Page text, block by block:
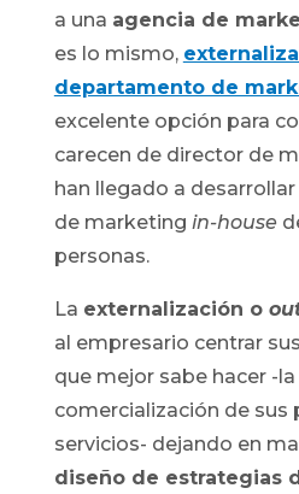
a una agencia de
es lo mismo,
departamento de
excelente opción para
carecen de director de
han llegado a
de marketing in-house
personas.
La externalización o
al empresario centrar
que mejor sabe hacer -
comercialización de sus
servicios- dejando en
diseño de estrategias